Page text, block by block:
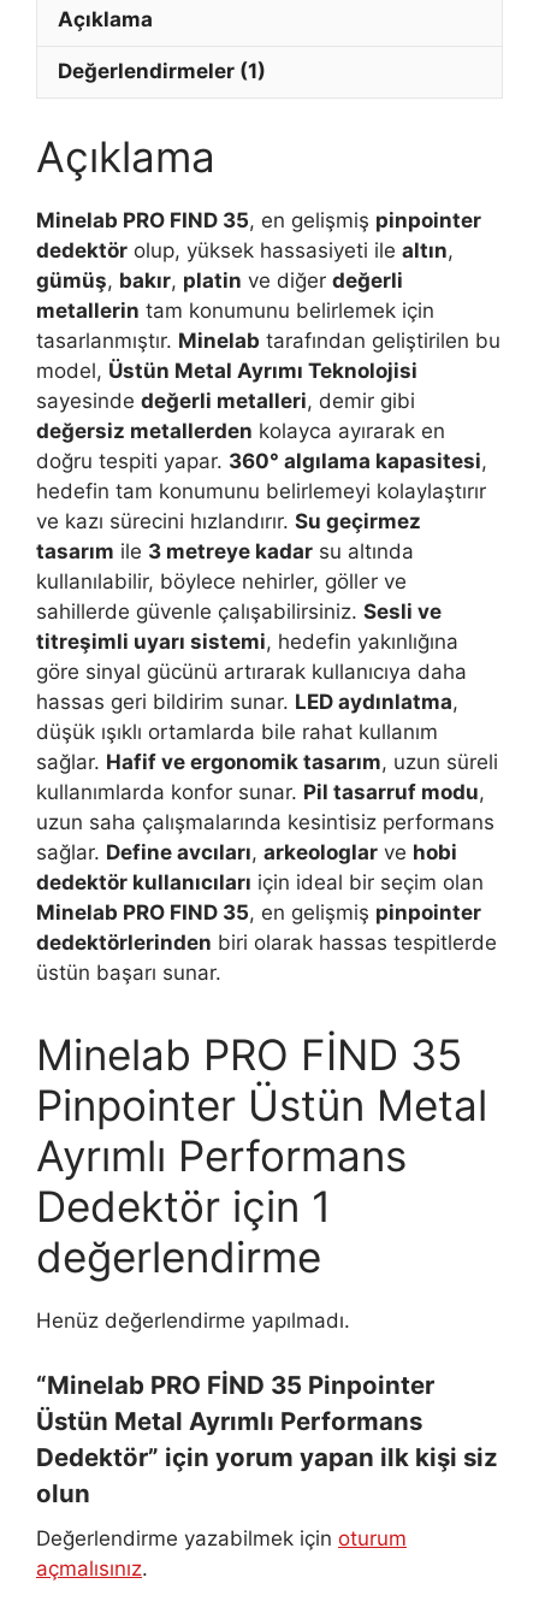
Dedektör
adet
Açıklama
Değerlendirmeler (1)
Açıklama
Minelab PRO FIND 35, en gelişmiş pinpointer
dedektör olup, yüksek hassasiyeti ile altın,
gümüş, bakır, platin ve diğer değerli
metallerin tam konumunu belirlemek için
tasarlanmıştır. Minelab tarafından geliştirilen bu
model, Üstün Metal Ayrımı Teknolojisi
sayesinde değerli metalleri, demir gibi
değersiz metallerden kolayca ayırarak en
doğru tespiti yapar. 360° algılama kapasitesi,
hedefin tam konumunu belirlemeyi kolaylaştırır
ve kazı sürecini hızlandırır. Su geçirmez
tasarım ile 3 metreye kadar su altında
kullanılabilir, böylece nehirler, göller ve
sahillerde güvenle çalışabilirsiniz. Sesli ve
titreşimli uyarı sistemi, hedefin yakınlığına
göre sinyal gücünü artırarak kullanıcıya daha
hassas geri bildirim sunar. LED aydınlatma,
düşük ışıklı ortamlarda bile rahat kullanım
sağlar. Hafif ve ergonomik tasarım, uzun süreli
kullanımlarda konfor sunar. Pil tasarruf modu,
uzun saha çalışmalarında kesintisiz performans
sağlar. Define avcıları, arkeologlar ve hobi
dedektör kullanıcıları için ideal bir seçim olan
Minelab PRO FIND 35, en gelişmiş pinpointer
dedektörlerinden biri olarak hassas tespitlerde
üstün başarı sunar.
Minelab PRO FİND 35
Pinpointer Üstün Metal
Ayrımlı Performans
Dedektör için 1
değerlendirme
Henüz değerlendirme yapılmadı.
“Minelab PRO FİND 35 Pinpointer
Üstün Metal Ayrımlı Performans
Dedektör” için yorum yapan ilk kişi siz
olun
Değerlendirme yazabilmek için oturum
açmalısınız.